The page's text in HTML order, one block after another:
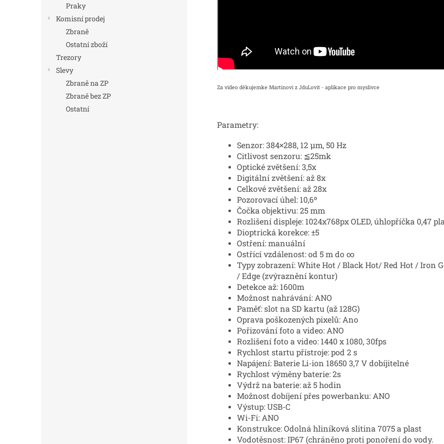
Praky
Komisní prodej
Zbraně
Ostatní zboží
Trezory
Slevy
Zbraně na ZP
Zbraně bez ZP
Ostatní
Za video děkujemke Martinovi z JduLovit - aplikace pro myslivce
Parametry:
Senzor: 384×288, 12 μm, 50 Hz
Citlivost senzoru: ≦25mk
Optické zvětšení: 3,5x
Digitální zvětšení: až 8x
Celkové zvětšení: až 28x
Pozorovací úhel: 10,6º
Čočka objektivu: 25 mm
Rozlišení displeje: 1024x768px OLED, úhlopříčka 0,47
Dioptrická korekce: ±5
Ostření: manuální
Ostřící vzdálenost: od 5 m do ∞
Typy zobrazení: White Hot / Black Hot/ Red Hot / Iron
/ Edge (zvýraznění kontur)
Detekce až: 1600m
Možnost nahrávání: ANO
Paměť: slot na SD kartu (až 128G)
Oprava poškozených pixelů: Ano
Pořizování foto a video: ANO
Rozlišení foto a video: 1440 x 1080, 30fps
Rychlost startu přístroje: pod 2 s
Napájení: Baterie Li-ion 18650 3,7 V dobíjitelné
Rychlost výměny baterie: 2s
Výdrž na baterie: až 5 hodin
Možnost dobíjení přes powerbanku: ANO
Výstup: USB-C
Wi-Fi: ANO
Konstrukce: Odolná hliníková slitina 7075 a plast
Vodotěsnost: IP67 (chráněno proti ponoření do vody.